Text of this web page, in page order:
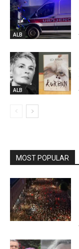
ALB
ALB
MOST POPULAR